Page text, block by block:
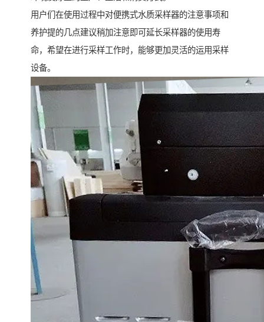
用户们在使用过程中对便携式水质采样器的注意事项和
养护提的几点建议稍加注意即可延长采样器的使用寿
命，希望在进行采样工作时，能够更加灵活的运用采样
设备。